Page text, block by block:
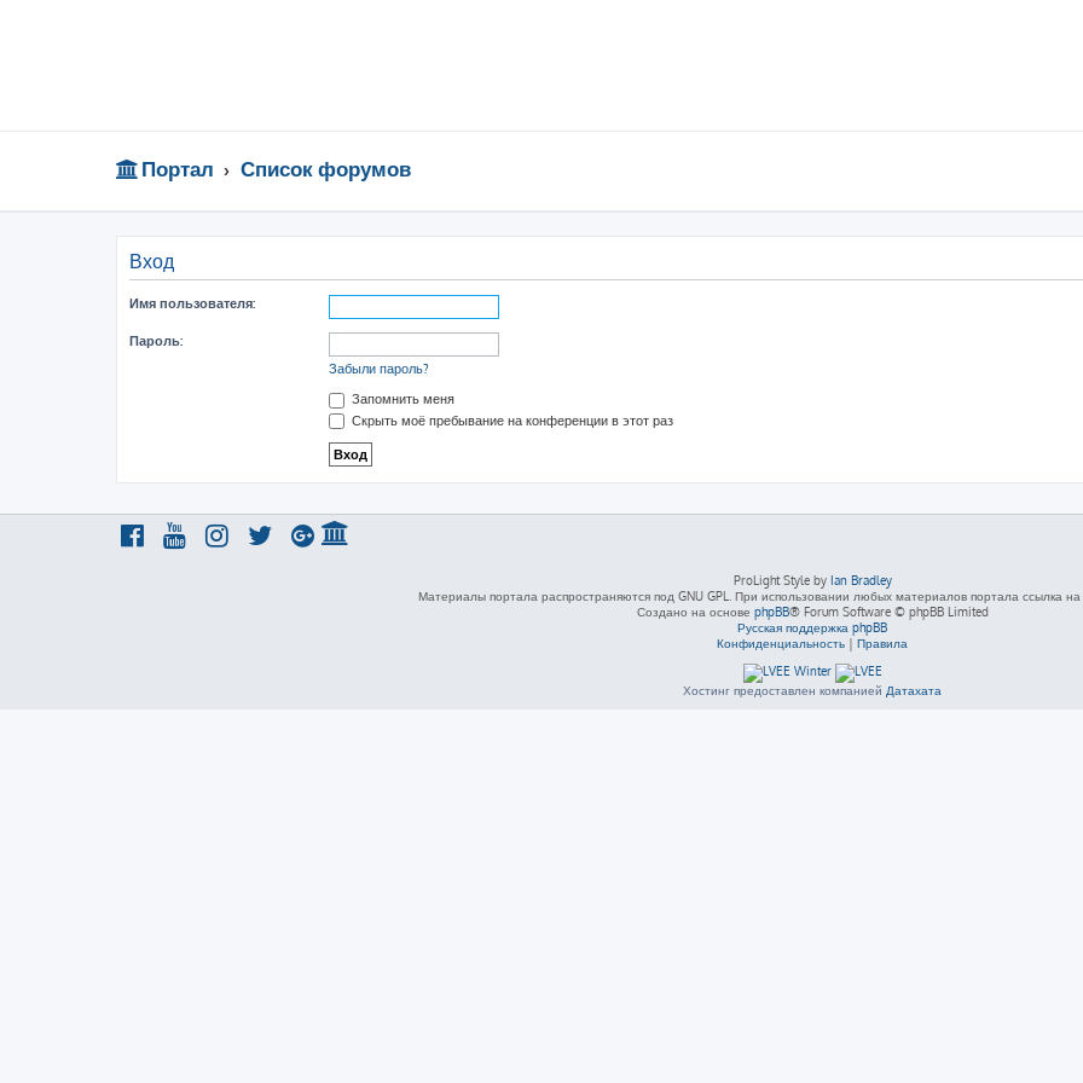
Портал Список форумов
Вход
Имя пользователя:
Пароль:
Забыли пароль?
Запомнить меня
Скрыть моё пребывание на конференции в этот раз
ProLight Style by Ian Bradley
Материалы портала распространяются под GNU GPL. При использовании любых материалов портала ссылка на
Создано на основе phpBB® Forum Software © phpBB Limited
Русская поддержка phpBB
Конфиденциальность | Правила
Хостинг предоставлен компанией Датахата